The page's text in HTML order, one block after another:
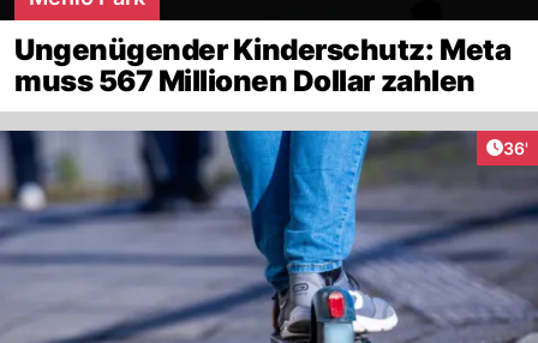
Ungenügender Kinderschutz: Meta
muss 567 Millionen Dollar zahlen
36'